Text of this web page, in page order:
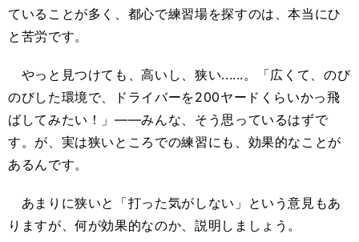
ていることが多く、都心で練習場を探すのは、本当にひ
と苦労です。
やっと見つけても、高いし、狭い......。「広くて、のび
のびした環境で、ドライバーを200ヤードくらいかっ飛
ばしてみたい！」――みんな、そう思っているはずで
す。が、実は狭いところでの練習にも、効果的なことが
あるんです。
あまりに狭いと「打った気がしない」という意見もあ
りますが、何が効果的なのか、説明しましょう。